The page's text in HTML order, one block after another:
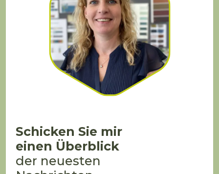
Schicken Sie mir
einen Überblick
der neuesten